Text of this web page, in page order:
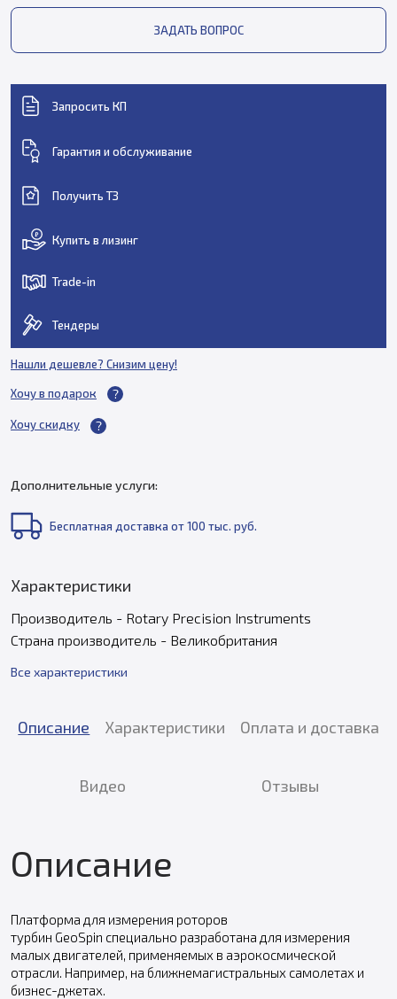
ЗАДАТЬ ВОПРОС
Запросить КП
Гарантия и обслуживание
Получить ТЗ
Купить в лизинг
Trade-in
Тендеры
Нашли дешевле? Снизим цену!
Хочу в подарок
Хочу скидку
Дополнительные услуги:
Бесплатная доставка от 100 тыс. руб.
Характеристики
Производитель - Rotary Precision Instruments
Страна производитель - Великобритания
Все характеристики
Описание Характеристики Оплата и доставка
Видео Отзывы
Описание
Платформа для измерения роторов
турбин GeoSpin специально разработана для измерения
малых двигателей, применяемых в аэрокосмической
отрасли. Например, на ближнемагистральных самолетах и
бизнес-джетах.